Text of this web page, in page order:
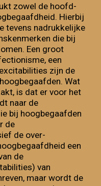
zowel de hoofd-
Hierbij
tevens nadrukkelijke
die bij
Een groot
een
zijn de
Wat
is dat er voor het
naar de
bij hoogbegaafden
de
de over-
een
de
van
maar wordt de